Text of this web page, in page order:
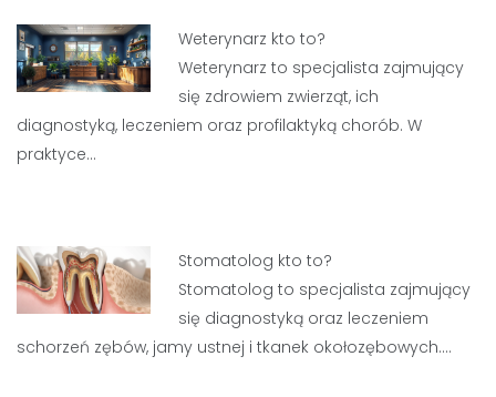
Weterynarz kto to?
Weterynarz to specjalista zajmujący
się zdrowiem zwierząt, ich
diagnostyką, leczeniem oraz profilaktyką chorób. W
praktyce…
Stomatolog kto to?
Stomatolog to specjalista zajmujący
się diagnostyką oraz leczeniem
schorzeń zębów, jamy ustnej i tkanek okołozębowych.…